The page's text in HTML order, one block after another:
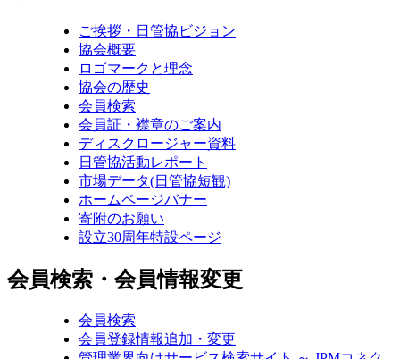
ご挨拶・日管協ビジョン
協会概要
ロゴマークと理念
協会の歴史
会員検索
会員証・襟章のご案内
ディスクロージャー資料
日管協活動レポート
市場データ(日管協短観)
ホームページバナー
寄附のお願い
設立30周年特設ページ
会員検索・会員情報変更
会員検索
会員登録情報追加・変更